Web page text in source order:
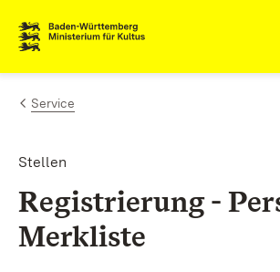
Zum Inhalt springen
Link zur Startseite
Service
Stellen
Registrierung -
Merkliste